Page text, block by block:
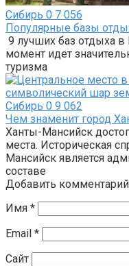
Сибирь 0 7 056
Популярные базы
9 лучших баз отдыха
момент идет
туризма
Сибирь 0 9 062
Чем знаменит город
Ханты-Мансийск
места. Историческая
Мансийск является
составе
Добавить комментарий
Имя *
Email *
Сайт